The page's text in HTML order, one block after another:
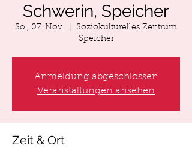
Schwerin, Speicher
So., 07. Nov.
Soziokulturelles Zentrum
Speicher
Anmeldung abgeschlossen
Veranstaltungen ansehen
Zeit & Ort